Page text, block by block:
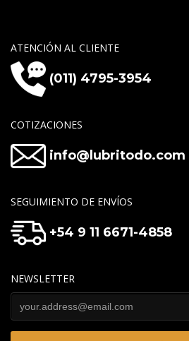
ATENCIÓN AL CLIENTE
(011) 4795-3954
COTIZACIONES
info@lubritodo.com
SEGUIMIENTO DE ENVÍOS
+54 9 11 6671-4858
NEWSLETTER